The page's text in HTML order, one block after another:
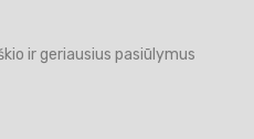
ir geriausius pasiūlymus